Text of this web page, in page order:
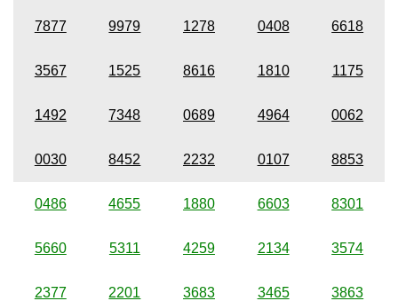
7877 9979 1278 0408 6618
3567 1525 8616 1810 1175
1492 7348 0689 4964 0062
0030 8452 2232 0107 8853
0486 4655 1880 6603 8301
5660 5311 4259 2134 3574
2377 2201 3683 3465 3863